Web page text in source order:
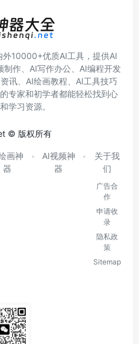
外10000+优质AI工具，提供AI
制作、AI写作办公、AI编程开发
讯、AI绘画教程、AI工具技巧
专家和初学者都能轻松找到心
学习资源。
© 版权所有
画神
器
AI视频神
器
关于我
们
广告合
作
申请收
录
隐私政
策
Sitemap